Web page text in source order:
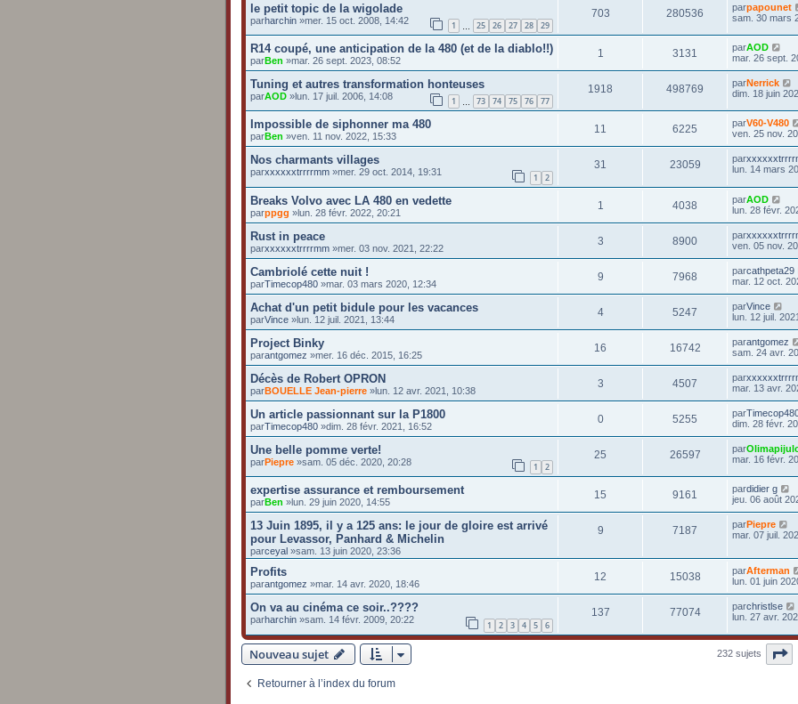
le petit topic de la wigolade
parharchin »mer. 15 oct. 2008, 14:42 1 25 26 27 28 29
703 280536 parpapounet
sam. 30 mars
R14 coupé, une anticipation de la 480 (et de la diablo!!)
parBen »mar. 26 sept. 2023, 08:52
1 3131 parAOD
mar. 26 sept.
Tuning et autres transformation honteuses
parAOD »lun. 17 juil. 2006, 14:08 1 … 73 74 75 76 77
1918 498769 parNerrick
dim. 18 juin
Impossible de siphonner ma 480
parBen »ven. 11 nov. 2022, 15:33
11 6225 parV60-V480
ven. 25 nov.
Nos charmants villages
parxxxxxxtrrrrmm »mer. 29 oct. 2014, 19:31 1 2
31 23059 par
lun. 14 mars
Breaks Volvo avec LA 480 en vedette
parppgg »lun. 28 févr. 2022, 20:21
1 4038 parAOD
lun. 28 févr.
Rust in peace
parxxxxxxtrrrrmm »mer. 03 nov. 2021, 22:22
3 8900 par
ven. 05 nov.
Cambriolé cette nuit !
parTimecop480 »mar. 03 mars 2020, 12:34
9 7968 parcathpeta29
mar. 12 oct.
Achat d'un petit bidule pour les vacances
parVince »lun. 12 juil. 2021, 13:44
4 5247 parVince
lun. 12 juil.
Project Binky
parantgomez »mer. 16 déc. 2015, 16:25
16 16742 parantgomez
sam. 24 avr.
Décès de Robert OPRON
parBOUELLE Jean-pierre »lun. 12 avr. 2021, 10:38
3 4507 par
mar. 13 avr.
Un article passionnant sur la P1800
parTimecop480 »dim. 28 févr. 2021, 16:52
0 5255 par
dim. 28 févr.
Une belle pomme verte!
parPiepre »sam. 05 déc. 2020, 20:28 1 2
25 26597 par
mar. 16 févr.
expertise assurance et remboursement
parBen »lun. 29 juin 2020, 14:55
15 9161 pardidier g
jeu. 06 août
13 Juin 1895, il y a 125 ans: le jour de gloire est arrivé
pour Levassor, Panhard & Michelin
parceyal »sam. 13 juin 2020, 23:36
9 7187 parPiepre
mar. 07 juil.
Profits
parantgomez »mar. 14 avr. 2020, 18:46
12 15038 parAfterman
lun. 01 juin
On va au cinéma ce soir..????
parharchin »sam. 14 févr. 2009, 20:22 1 2 3 4 5 6
137 77074 parchristlse
lun. 27 avr.
Nouveau sujet 232 sujets
Retourner à l’index du forum